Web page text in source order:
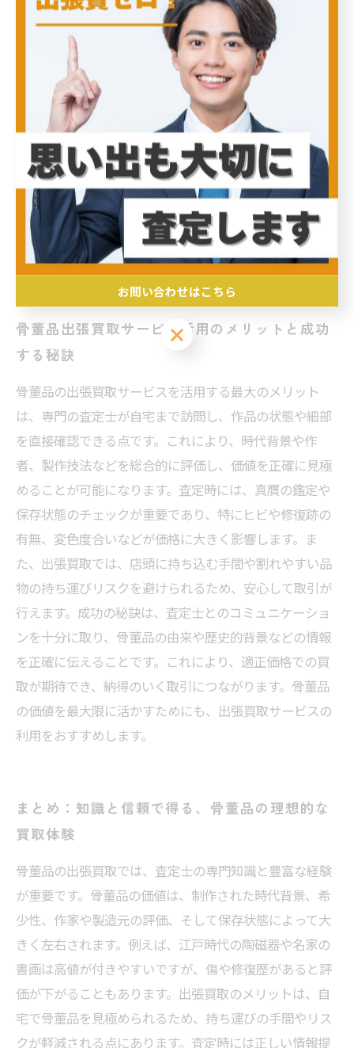
を細かく確認します。特に時代背景や希少性を踏まえた
評価が重要であり、真贋判定も丁寧に行われます。査定
の際は、査定士が持参する資料や過去の取引例も参考に
し、最新の市場動向に基づいて価格を算出します。査定
結果に納得できれば、その場で買取契約が成立し即現金
化も可能です。注意点としては、複数社に査定依頼して
相場を比較することや、査定士の資格や実績を確認する
ことが挙げられます。これにより、安心して適正価格で
骨董品を手放せる環境が整います。出張買取は専門知識
を活かしつつ、手間をかけずに骨董品を売却したい方に
最適な選択肢と言えるでしょう。
骨董品出張買取サービス活用のメリットと成功
する秘訣
骨董品の出張買取サービスを活用する最大のメリット
は、専門の査定士が自宅まで訪問し、作品の状態や細部
を直接確認できる点です。これにより、時代背景や作
者、製作技法などを総合的に評価し、価値を正確に見極
めることが可能になります。査定時には、真贋の鑑定や
保存状態のチェックが重要であり、特にヒビや修復跡の
有無、変色度合いなどが価格に大きく影響します。ま
た、出張買取では、店頭に持ち込む手間や割れやすい品
物の持ち運びリスクを避けられるため、安心して取引が
行えます。成功の秘訣は、査定士とのコミュニケーショ
ンを十分に取り、骨董品の由来や歴史的背景などの情報
を正確に伝えることです。これにより、適正価格での買
取が期待でき、納得のいく取引につながります。骨董品
の価値を最大限に活かすためにも、出張買取サービスの
利用をおすすめします。
まとめ：知識と信頼で得る、骨董品の理想的な
買取体験
骨董品の出張買取では、査定士の専門知識と豊富な経験
が重要です。骨董品の価値は、制作された時代背景、希
少性、作家や製造元の評価、そして保存状態によって大
きく左右されます。例えば、江戸時代の陶磁器や名家の
書画は高値が付きやすいですが、傷や修復歴があると評
価が下がることもあります。出張買取のメリットは、自
宅で骨董品を見極められるため、持ち運びの手間やリス
クが軽減される点にあります。査定時には正しい情報提
お問い合わせはこちら
お問い合わせはこちら